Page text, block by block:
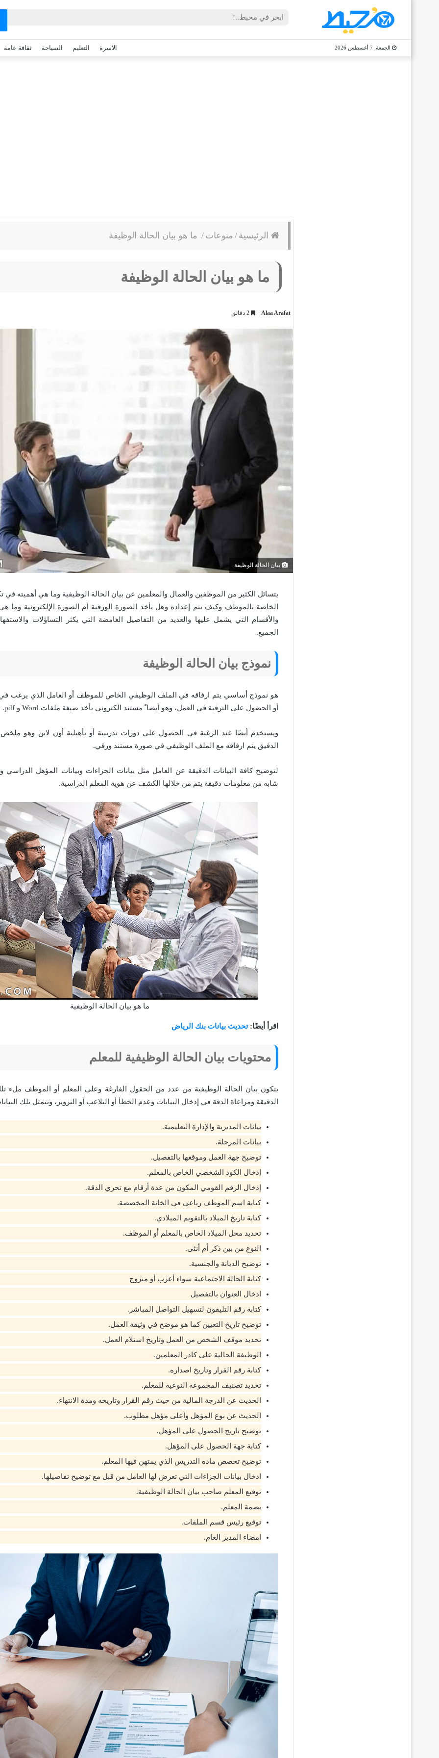
الجمعة, 7 أغسطس 2026 الاسرة التعليم السياحة ثقافة عامة
الرئيسية / منوعات / ما هو بيان الحالة الوظيفة
ما هو بيان الحالة الوظيفة
Alaa Arafat
بيان الحالة الوظيفة
يتسائل الكثير من الموظفين والعمال والمعلمين عن بيان الحالة الوظيفية وما هي أهميته في
الخاصة بالموظف وكيف يتم إعداده وهل يأخذ الصورة الورقية أم الصورة الإلكترونية وما هي
والأقسام التي يشمل عليها والعديد من التفاصيل الغامضة التي يكثر التساؤلات
الجميع.
نموذج بيان الحالة الوظيفة
هو نموذج أساسي يتم ارفاقه في الملف الوظيفي الخاص للموظف أو العامل الذي يرغب في
أو الحصول على الترقية في العمل، وهو أيضا ً مستند الكتروني يأخذ صيغة ملفات Word و pdf.
ويستخدم أيضًا عند الرغبة في الحصول على دورات تدريبية أو تأه‍يلية أون لاين وهو
الدقيق يتم ارفاقه مع الملف الوظيفي في صورة مستند ورقي.
لتوضيح كافة البيانات الدقيقة عن العامل مثل بيانات الجزاءات وبيانات المؤهل الدراسي
شابه من معلومات دقيقة يتم من خلالها الكشف عن هوية المعلم الدراسية.
ما هو بيان الحالة الوظيفية
اقرأ أيضًا:تحديث بيانات بنك الرياض
محتويات بيان الحالة الوظيفية للمعلم
يتكون بيان الحالة الوظيفية من عدد من الحقول الفارغة وعلى المعلم أو الموظف ملء
الدقيقة ومراعاة الدقة في إدخال البيانات وعدم الخطأ أو التلاعب أو التزوير، وتتمثل تلك
بيانات المديرية والإدارة التعليمية.
بيانات المرحلة.
توضيح جهة العمل وموقعها بالتفصيل.
إدخال الكود الشخصي الخاص بالمعلم.
إدخال الرقم القومي المكون من عدة أرقام مع تحري الدقة.
كتابة اسم الموظف رباعي في الخانة المخصصة.
كتابة تاريخ الميلاد بالتقويم الميلادي.
تحديد محل الميلاد الخاص بالمعلم أو الموظف.
النوع من بين ذكر أم أنثى.
توضيح الديانة والجنسية.
كتابة الحالة الاجتماعية سواء أعزب أو متزوج
ادخال العنوان بالتفصيل
كتابة رقم التليفون لتسهيل التواصل المباشر.
توضيح تاريخ التعيين كما هو موضح في وثيقة العمل.
تحديد موقف الشخص من العمل وتاريخ استلام العمل.
الوظيفة الحالية على كادر المعلمين.
كتابة رقم القرار وتاريخ اصداره.
تحديد تصنيف المجموعة النوعية للمعلم.
الحديث عن الدرجة المالية من حيث رقم القرار وتاريخه ومدة الانتهاء.
الحديث عن نوع المؤهل وأعلى مؤهل مطلوب.
توضيح تاريخ الحصول على المؤهل.
كتابة جهة الحصول على المؤهل.
توضيح تخصص مادة التدريس الذي يمتهن فيها المعلم.
ادخال بيانات الجزاءات التي تعرض لها العامل من قبل مع توضيح تفاصيلها.
توقيع المعلم صاحب بيان الحالة الوظيفية.
بصمة المعلم.
توقيع رئيس قسم الملفات.
امضاء المدير العام.